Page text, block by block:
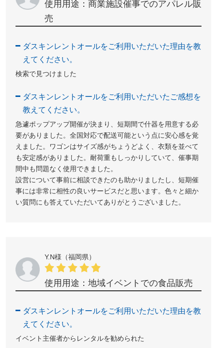
使用用途：商業施設催事でのアパレル販
売
ダスキンレントオールをご利用いただいた理由を教
えてください。
検索で見つけました
ダスキンレントオールをご利用いただいたご感想を
教えてください。
急遽ポップアップ開催が決まり、短期間で什器を用意する必
要がありました。全国対応で配送可能という点に安心感を覚
えました。ワゴンはサイズ感がちょうどよく、衣類を並べて
も安定感がありました。耐荷重もしっかりしていて、催事期
間中も問題なく使用できました。
設営について事前に相談できたのも助かりましたし、短期催
事には非常に相性の良いサービスだと思います。色々と細か
い質問にも答えていただいてありがとうございました。
Y.N様（福岡県）
使用用途：地域イベントでの食品販売
ダスキンレントオールをご利用いただいた理由を教
えてください。
イベント主催者からレンタルを勧められた